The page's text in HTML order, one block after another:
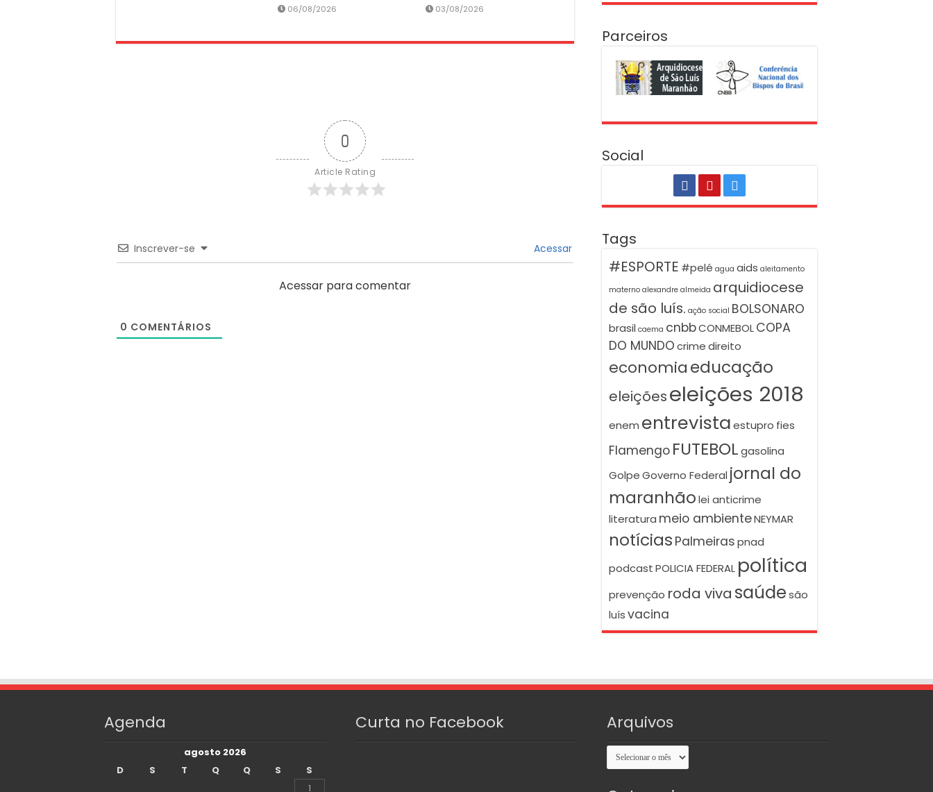
06/08/2026 03/08/2026
0
Article Rating
Inscrever-se Acessar
Acessar para comentar
0 COMENTÁRIOS
Parceiros
Social
Tags
#ESPORTE #pelé agua aids aleitamento
materno alexandre almeida arquidiocese
de são luís. ação social BOLSONARO
brasil caema cnbbCONMEBOLCOPA
DO MUNDOcrimedireito
economiaeducação
eleiçõeseleições 2018
enem entrevistaestupro fies
Flamengo FUTEBOLgasolina
GolpeGoverno Federal jornal do
maranhãolei anticrime
literatura meio ambienteNEYMAR
notícias Palmeiraspnad
podcastPOLICIA FEDERAL política
prevenção roda viva saúdesão
luísvacina
Agenda
agosto 2026
D
S T Q Q S
S
1
Curta no Facebook Arquivos
Arquivos